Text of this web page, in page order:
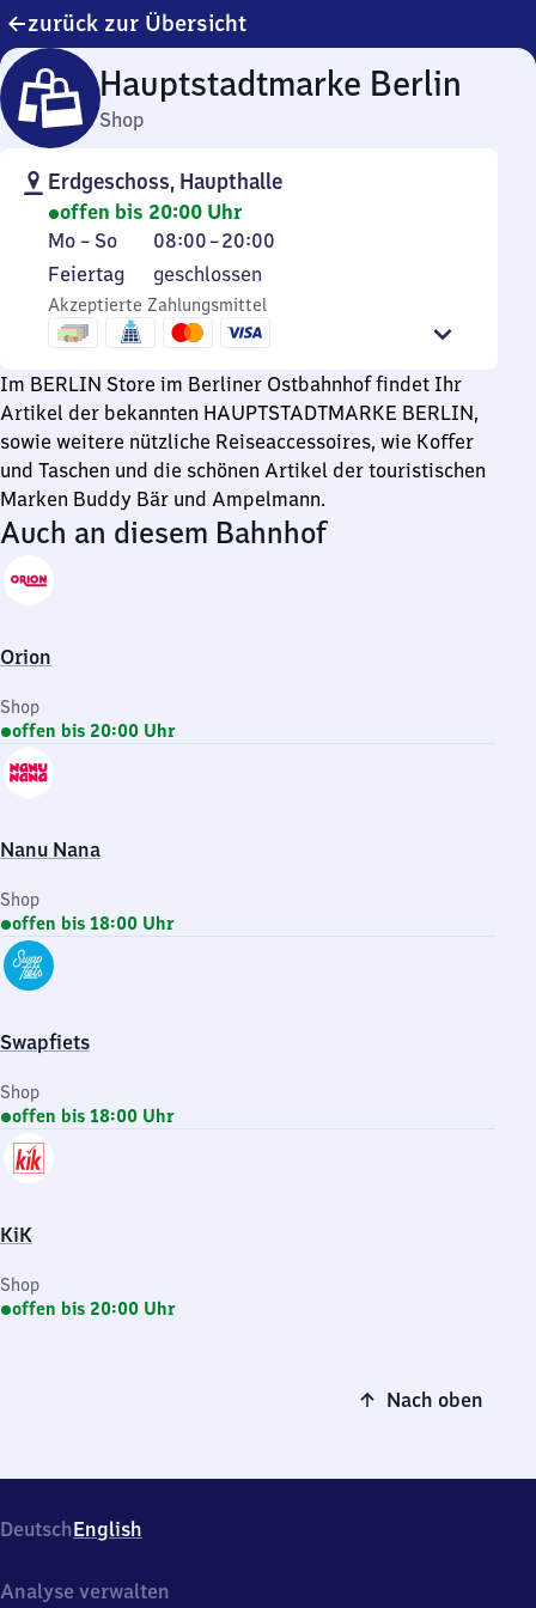
zurück zur Übersicht
Hauptstadtmarke Berlin
Shop
Erdgeschoss, Haupthalle
offen bis 20:00 Uhr
Montag
bis
Sonntag
Mo – So 08:00–20:00
Von
8
Uhr
bis
20
Uhr
Feiertag
Feiertag geschlossen
Akzeptierte Zahlungsmittel
Im BERLIN Store im Berliner Ostbahnhof findet Ihr
Artikel der bekannten HAUPTSTADTMARKE BERLIN,
sowie weitere nützliche Reiseaccessoires, wie Koffer
und Taschen und die schönen Artikel der touristischen
Marken Buddy Bär und Ampelmann.
Auch an diesem Bahnhof
Orion
Shop
offen bis 20:00 Uhr
Nanu Nana
Shop
offen bis 18:00 Uhr
Swapfiets
Shop
offen bis 18:00 Uhr
KiK
Shop
offen bis 20:00 Uhr
Nach oben
DeutschEnglish
Analyse verwalten